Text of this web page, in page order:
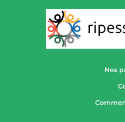
Nos